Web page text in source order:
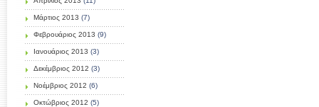
Μάρτιος 2013 (7)
Φεβρουάριος 2013 (9)
Ιανουάριος 2013 (3)
Δεκέμβριος 2012 (3)
Νοέμβριος 2012 (6)
Οκτώβριος 2012 (5)